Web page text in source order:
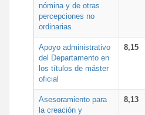
nómina y de otras
percepciones no
ordinarias
Apoyo administrativo
del Departamento en
los títulos de máster
oficial
8,15
Asesoramiento para
la creación y
8,13